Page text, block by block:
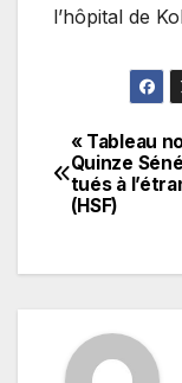
l’hôpital de
de
« Tableau
Quinze
tués à
(HSF)